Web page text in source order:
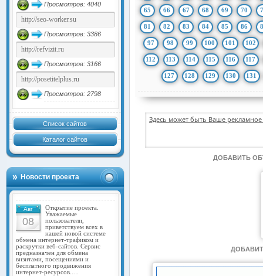
Просмотров: 4040
Просмотров: 3386
Просмотров: 3166
Просмотров: 2798
Список сайтов
Каталог сайтов
Новости проекта
Авг
08
Открытие проекта.
Уважаемые
пользователи,
приветствуем всех в
нашей новой системе
обмена интернет-трафиком и
раскрутки веб-сайтов. Сервис
предназначен для обмена
визитами, посещениями и
бесплатного продвижения
интернет-ресурсов.…
65 66 67 68 69 70
81 82 83 84 85 86
97 98 99 100 101 102
112 113 114 115 116 117
127 128 129 130 131
Здесь может быть Ваше
ДОБАВИТЬ